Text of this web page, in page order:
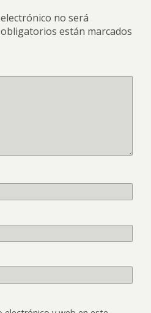
no será
están marcados